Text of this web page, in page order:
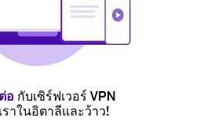
อ กับเซิร์ฟเวอร์ VPN
ราในอิตาลีและว้าว!